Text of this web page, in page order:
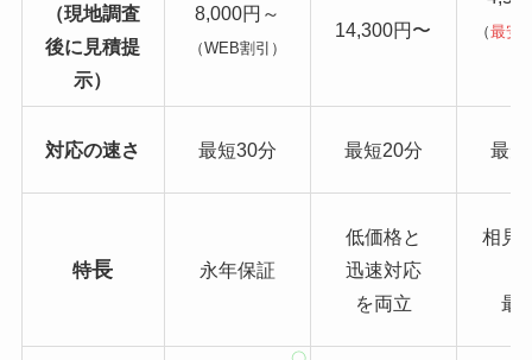
（現地調査
後に見積提
示）
8,000円～
（WEB割引）
14,300円〜 （最安
対応の速さ 最短30分 最短20分 最
特長 永年保証
低価格と
迅速対応
を両立
相見
最